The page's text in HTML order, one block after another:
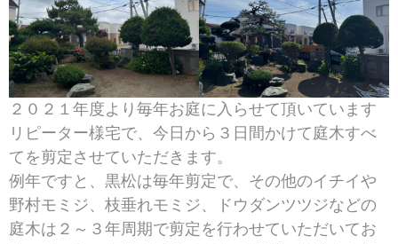
２０２１年度より毎年お庭に入らせて頂いています
リピーター様宅で、今日から３日間かけて庭木すべ
てを剪定させていただきます。
例年ですと、黒松は毎年剪定で、その他のイチイや
野村モミジ、枝垂れモミジ、ドウダンツツジなどの
庭木は２～３年周期で剪定を行わせていただいてお